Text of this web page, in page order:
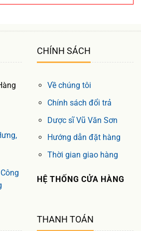
CHÍNH SÁCH
Về chúng tôi
Chính sách đổi trả
Dược sĩ Vũ Văn Sơn
Hướng dẫn đặt hàng
Thời gian giao hàng
HỆ THỐNG CỬA HÀNG
THANH TOÁN